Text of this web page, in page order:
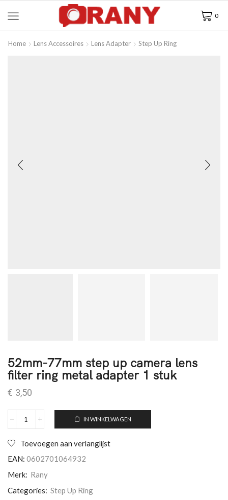
0
Home Lens Accessoires Lens Adapter Step Up Ring
52mm-77mm step up camera lens
filter ring metal adapter 1 stuk
€ 3,50
IN WINKELWAGEN
Toevoegen aan verlanglijst
EAN: 0602701064932
Merk: Rany
Categories: Step Up Ring